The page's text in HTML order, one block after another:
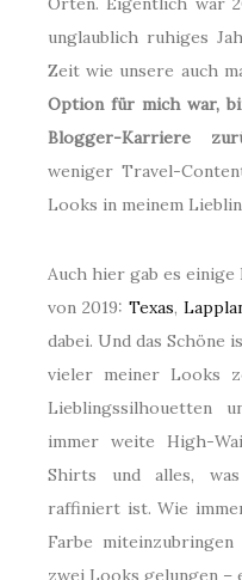
unglaublich ruhiges
Zeit wie unsere auch
Option für mich war,
Blogger-Karriere
weniger Travel-
Looks in meinem
Auch hier gab es
von 2019: Texas,
dabei. Und das Schöne
vieler meiner Looks
Lieblingssilhouetten
immer weite High-
Shirts und alles,
raffiniert ist. Wie
Farbe
zwei Looks gelungen